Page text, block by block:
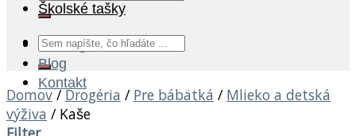
Katalóg
Blog
Kontakt
Školské tašky
Hľadať:
Domov / Drogéria / Pre bábätká / Mlieko a detská
výživa /Kaše